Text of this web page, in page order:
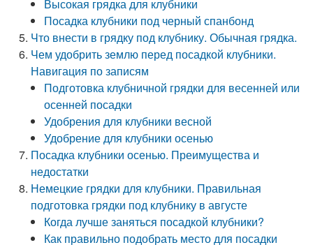
Высокая грядка для клубники
Посадка клубники под черный спанбонд
Что внести в грядку под клубнику. Обычная грядка.
Чем удобрить землю перед посадкой клубники.
Навигация по записям
Подготовка клубничной грядки для весенней или
осенней посадки
Удобрения для клубники весной
Удобрение для клубники осенью
Посадка клубники осенью. Преимущества и
недостатки
Немецкие грядки для клубники. Правильная
подготовка грядки под клубнику в августе
Когда лучше заняться посадкой клубники?
Как правильно подобрать место для посадки